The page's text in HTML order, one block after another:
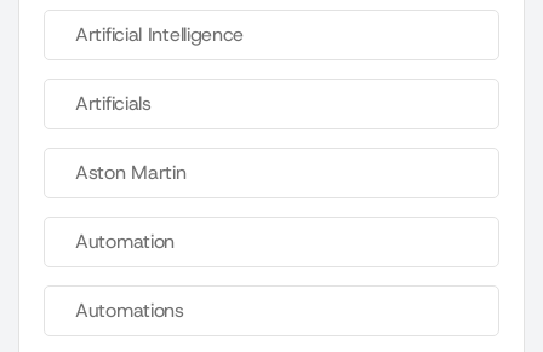
Artificial Intelligence
Artificials
Aston Martin
Automation
Automations